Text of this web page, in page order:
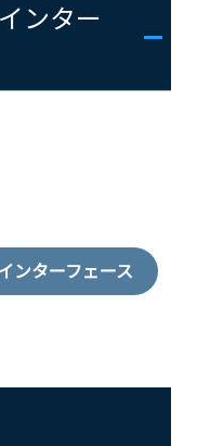
ンター
ンターフェース